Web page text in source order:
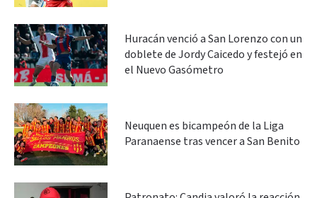
Huracán venció a San Lorenzo con un
doblete de Jordy Caicedo y festejó en
el Nuevo Gasómetro
Neuquen es bicampeón de la Liga
Paranaense tras vencer a San Benito